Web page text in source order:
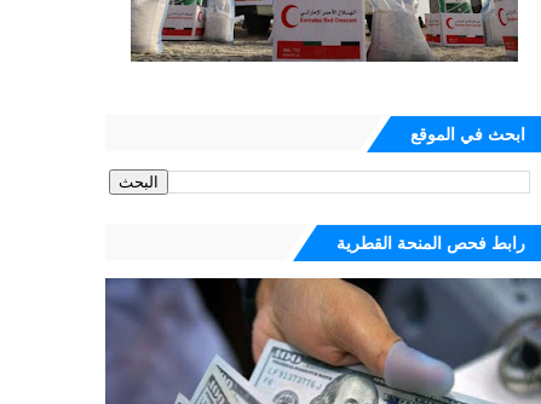
ابحث في الموقع
رابط فحص المنحة القطرية